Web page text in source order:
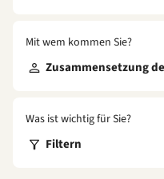
Mit wem kommen Sie?
Zusammensetzung
Was ist wichtig für Sie?
Filtern